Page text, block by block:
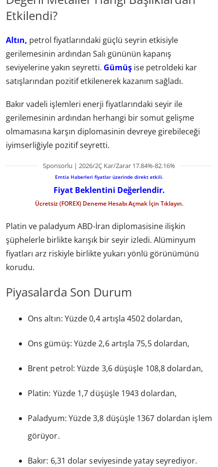
Etkilendi?
Altın, petrol fiyatlarındaki güçlü seyrin etkisiyle
gerilemesinin ardından Salı gününün kapanış
seviyelerine yakın seyretti. Gümüş ise petroldeki kar
satışlarından pozitif etkilenerek kazanım sağladı.
Bakır vadeli işlemleri enerji fiyatlarındaki seyir ile
gerilemesinin ardından herhangi bir somut gelişme
olmamasına karşın diplomasinin devreye girebileceği
iyimserliğiyle pozitif seyretti.
Sponsorlu | 2026/2Ç Kar/Zarar 17.84%-82.16%
Emtia Haberleri fiyatlar üzerinde direkt etkili.
Fiyat Beklentini Değerlendir.
Ücretsiz (FOREX) Deneme Hesabı Açmak İçin Tıklayın.
Platin ve paladyum ABD-İran diplomasisine ilişkin
şüphelerle birlikte karışık bir seyir izledi. Alüminyum
fiyatları arz riskiyle birlikte yukarı yönlü görünümünü
korudu.
Piyasalarda Son Durum
Ons altın: Yüzde 0,4 artışla 4502 dolardan,
Ons gümüş: Yüzde 2,6 artışla 75,5 dolardan,
Brent petrol: Yüzde 3,6 düşüşle 108,8 dolardan,
Platin: Yüzde 1,7 düşüşle 1943 dolardan,
Paladyum: Yüzde 3,8 düşüşle 1367 dolardan işlem
görüyor.
Bakır: 6,31 dolar seviyesinde yatay seyrediyor.